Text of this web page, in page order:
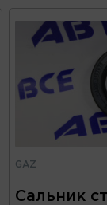
GAZ
Сальник